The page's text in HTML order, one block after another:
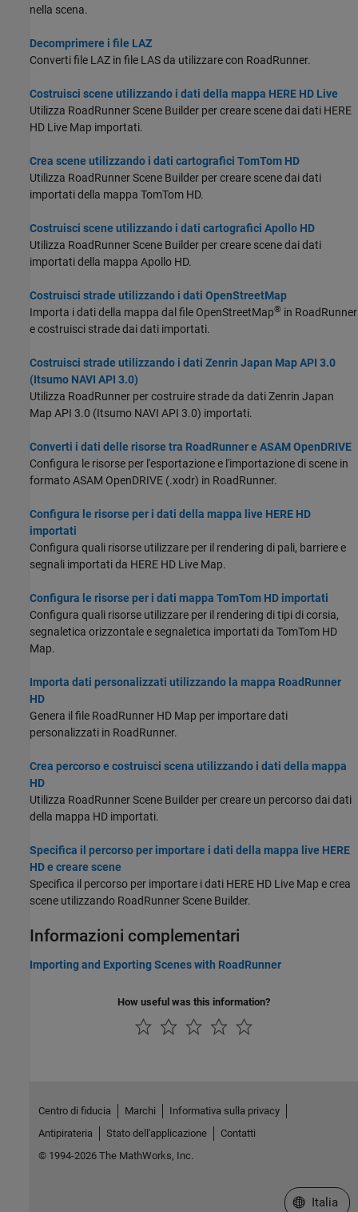
nella scena.
Decomprimere i file LAZ
Converti file LAZ in file LAS da utilizzare con RoadRunner.
Costruisci scene utilizzando i dati della mappa HERE HD Live
Utilizza RoadRunner Scene Builder per creare scene dai dati HERE
HD Live Map importati.
Crea scene utilizzando i dati cartografici TomTom HD
Utilizza RoadRunner Scene Builder per creare scene dai dati
importati della mappa TomTom HD.
Costruisci scene utilizzando i dati cartografici Apollo HD
Utilizza RoadRunner Scene Builder per creare scene dai dati
importati della mappa Apollo HD.
Costruisci strade utilizzando i dati OpenStreetMap
Importa i dati della mappa dal file OpenStreetMap® in RoadRunner
e costruisci strade dai dati importati.
Costruisci strade utilizzando i dati Zenrin Japan Map API 3.0
(Itsumo NAVI API 3.0)
Utilizza RoadRunner per costruire strade da dati Zenrin Japan
Map API 3.0 (Itsumo NAVI API 3.0) importati.
Converti i dati delle risorse tra RoadRunner e ASAM OpenDRIVE
Configura le risorse per l'esportazione e l'importazione di scene in
formato ASAM OpenDRIVE (.xodr) in RoadRunner.
Configura le risorse per i dati della mappa live HERE HD
importati
Configura quali risorse utilizzare per il rendering di pali, barriere e
segnali importati da HERE HD Live Map.
Configura le risorse per i dati mappa TomTom HD importati
Configura quali risorse utilizzare per il rendering di tipi di corsia,
segnaletica orizzontale e segnaletica importati da TomTom HD
Map.
Importa dati personalizzati utilizzando la mappa RoadRunner
HD
Genera il file RoadRunner HD Map per importare dati
personalizzati in RoadRunner.
Crea percorso e costruisci scena utilizzando i dati della mappa
HD
Utilizza RoadRunner Scene Builder per creare un percorso dai dati
della mappa HD importati.
Specifica il percorso per importare i dati della mappa live HERE
HD e creare scene
Specifica il percorso per importare i dati HERE HD Live Map e crea
scene utilizzando RoadRunner Scene Builder.
Informazioni complementari
Importing and Exporting Scenes with RoadRunner
How useful was this information?
Centro di fiducia Marchi
Informativa sulla privacy
Antipirateria
Stato dell'applicazione
Contatti
© 1994-2026 The MathWorks, Inc.
Seleziona
Italia